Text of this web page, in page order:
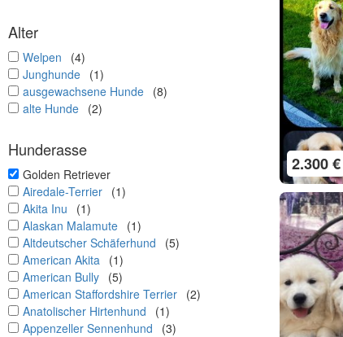
Alter
undefined
Welpen
(4)
undefined
Junghunde (1)
undefined
ausgewachsene Hunde (8)
undefined
alte Hunde (2)
Hunderasse
undefined
Golden Retriever
undefined
Airedale-Terrier (1)
undefined
Akita Inu
(1)
undefined
Alaskan Malamute (1)
undefined
Altdeutscher Schäferhund
(5)
undefined
American Akita (1)
undefined
American Bully (5)
undefined
American Staffordshire Terrier (2)
undefined
Anatolischer Hirtenhund
(1)
undefined
Appenzeller Sennenhund
(3)
2.300 €